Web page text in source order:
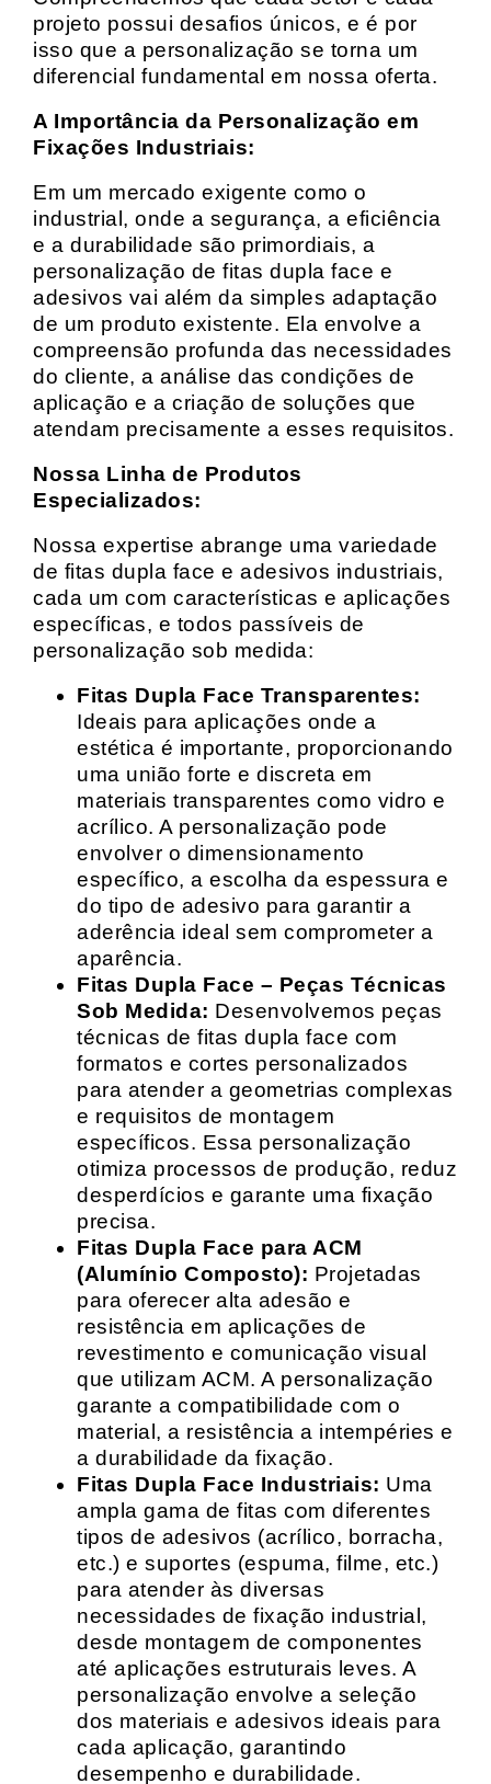
projeto possui desafios únicos, e é por
isso que a personalização se torna um
diferencial fundamental em nossa oferta.
A Importância da Personalização em
Fixações Industriais:
Em um mercado exigente como o
industrial, onde a segurança, a eficiência
e a durabilidade são primordiais, a
personalização de fitas dupla face e
adesivos vai além da simples adaptação
de um produto existente. Ela envolve a
compreensão profunda das necessidades
do cliente, a análise das condições de
aplicação e a criação de soluções que
atendam precisamente a esses requisitos.
Nossa Linha de Produtos
Especializados:
Nossa expertise abrange uma variedade
de fitas dupla face e adesivos industriais,
cada um com características e aplicações
específicas, e todos passíveis de
personalização sob medida:
Fitas Dupla Face Transparentes:
Ideais para aplicações onde a
estética é importante, proporcionando
uma união forte e discreta em
materiais transparentes como vidro e
acrílico. A personalização pode
envolver o dimensionamento
específico, a escolha da espessura e
do tipo de adesivo para garantir a
aderência ideal sem comprometer a
aparência.
Fitas Dupla Face – Peças Técnicas
Sob Medida: Desenvolvemos peças
técnicas de fitas dupla face com
formatos e cortes personalizados
para atender a geometrias complexas
e requisitos de montagem
específicos. Essa personalização
otimiza processos de produção, reduz
desperdícios e garante uma fixação
precisa.
Fitas Dupla Face para ACM
(Alumínio Composto): Projetadas
para oferecer alta adesão e
resistência em aplicações de
revestimento e comunicação visual
que utilizam ACM. A personalização
garante a compatibilidade com o
material, a resistência a intempéries e
a durabilidade da fixação.
Fitas Dupla Face Industriais: Uma
ampla gama de fitas com diferentes
tipos de adesivos (acrílico, borracha,
etc.) e suportes (espuma, filme, etc.)
para atender às diversas
necessidades de fixação industrial,
desde montagem de componentes
até aplicações estruturais leves. A
personalização envolve a seleção
dos materiais e adesivos ideais para
cada aplicação, garantindo
desempenho e durabilidade.